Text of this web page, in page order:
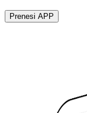
Prenesi APP